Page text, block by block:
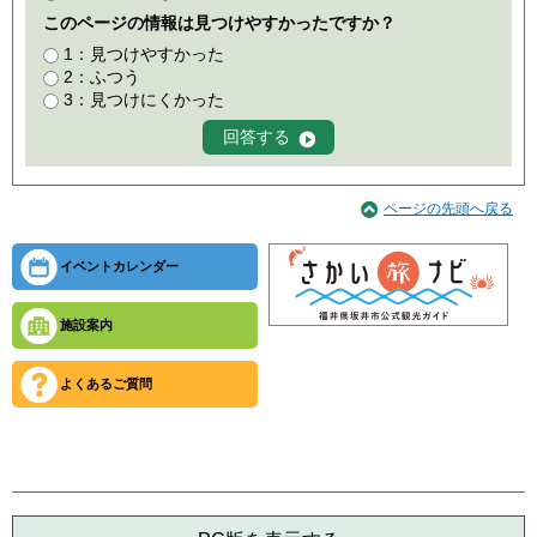
このページの情報は見つけやすかったですか？
1：見つけやすかった
2：ふつう
3：見つけにくかった
ページの先頭へ戻る
イベントカレンダー
施設案内
よくあるご質問